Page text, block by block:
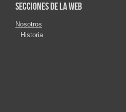
Secciones de la web
Nosotros
Historia